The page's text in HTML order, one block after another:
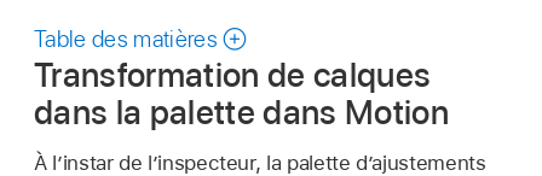
Table des matières
Transformation de calques
dans la palette dans Motion
À lʼinstar de lʼinspecteur, la palette dʼajustements